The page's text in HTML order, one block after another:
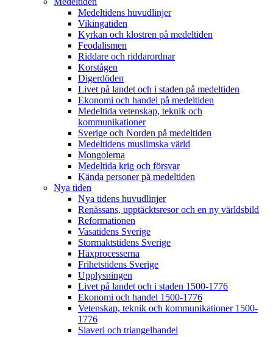
Medeltidens huvudlinjer
Vikingatiden
Kyrkan och klostren på medeltiden
Feodalismen
Riddare och riddarordnar
Korstågen
Digerdöden
Livet på landet och i staden på medeltiden
Ekonomi och handel på medeltiden
Medeltida vetenskap, teknik och
kommunikationer
Sverige och Norden på medeltiden
Medeltidens muslimska värld
Mongolerna
Medeltida krig och försvar
Kända personer på medeltiden
Nya tiden
Nya tidens huvudlinjer
Renässans, upptäcktsresor och en ny världsbild
Reformationen
Vasatidens Sverige
Stormaktstidens Sverige
Häxprocesserna
Frihetstidens Sverige
Upplysningen
Livet på landet och i staden 1500-1776
Ekonomi och handel 1500-1776
Vetenskap, teknik och kommunikationer 1500-
1776
Slaveri och triangelhandel